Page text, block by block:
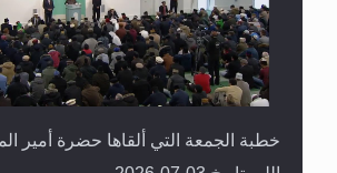
خطبة الجمعة التي ألقاها حضرة أمير